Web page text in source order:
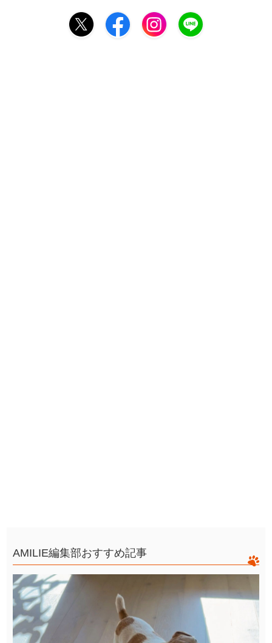
AMILIE編集部おすすめ記事